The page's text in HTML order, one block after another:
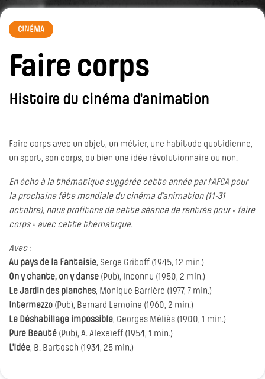
CINÉMA
Faire corps
Histoire du cinéma d'animation
Faire corps avec un objet, un métier, une habitude quotidienne,
un sport, son corps, ou bien une idée révolutionnaire ou non.
En écho à la thématique suggérée cette année par l’AFCA pour
la prochaine fête mondiale du cinéma d’animation (11-31
octobre), nous profitons de cette séance de rentrée pour « faire
corps » avec cette thématique.
Avec :
Au pays de la Fantaisie, Serge Griboff (1945, 12 min.)
On y chante, on y danse (Pub), Inconnu (1950, 2 min.)
Le Jardin des planches, Monique Barrière (1977, 7 min.)
Intermezzo (Pub), Bernard Lemoine (1960, 2 min.)
Le Déshabillage impossible, Georges Méliès (1900, 1 min.)
Pure Beauté (Pub), A. Alexeïeff (1954, 1 min.)
L'Idée, B. Bartosch (1934, 25 min.)